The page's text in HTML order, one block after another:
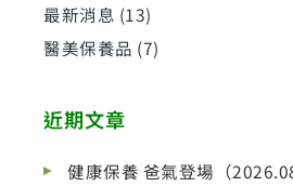
最新消息 (13)
醫美保養品 (7)
近期文章
健康保養 爸氣登場（